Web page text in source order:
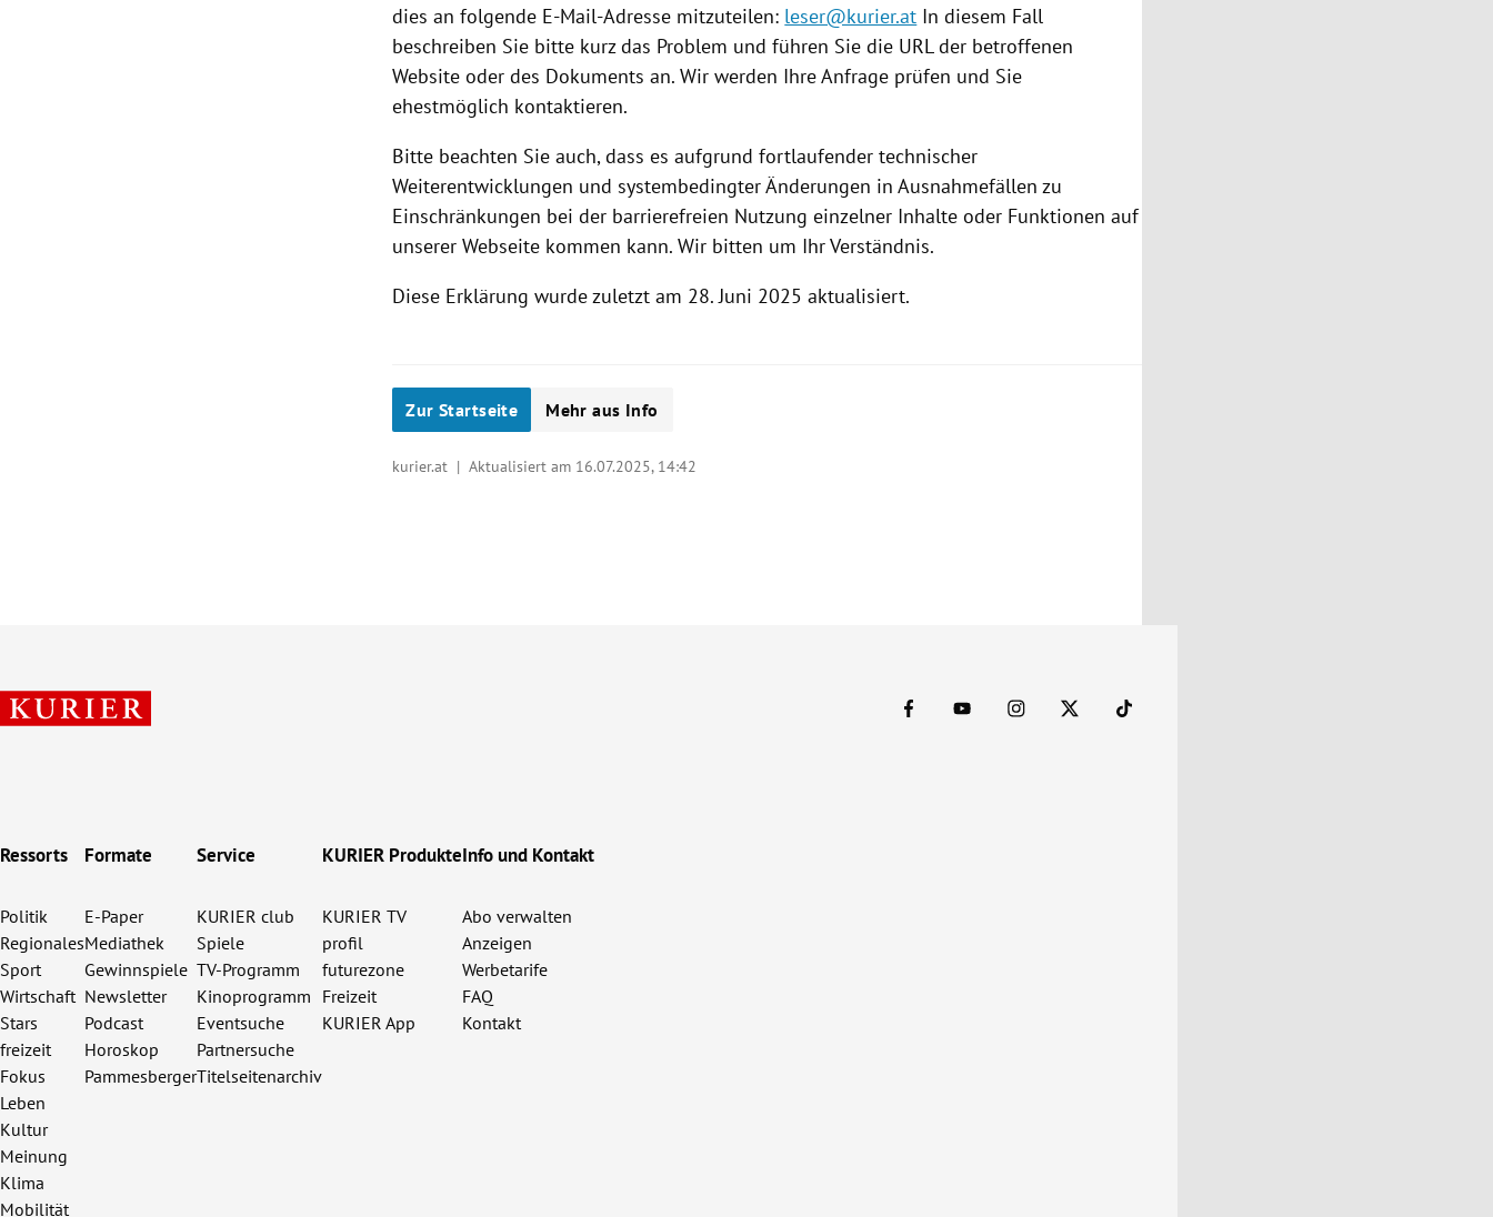
dies an folgende E-Mail-Adresse mitzuteilen: leser@kurier.at In diesem Fall
beschreiben Sie bitte kurz das Problem und führen Sie die URL der betroffenen
Website oder des Dokuments an. Wir werden Ihre Anfrage prüfen und Sie
ehestmöglich kontaktieren.
Bitte beachten Sie auch, dass es aufgrund fortlaufender technischer
Weiterentwicklungen und systembedingter Änderungen in Ausnahmefällen zu
Einschränkungen bei der barrierefreien Nutzung einzelner Inhalte oder Funktionen auf
unserer Webseite kommen kann. Wir bitten um Ihr Verständnis.
Diese Erklärung wurde zuletzt am 28. Juni 2025 aktualisiert.
Zur Startseite Mehr aus Info
kurier.at | Aktualisiert am 16.07.2025, 14:42
Ressorts
Politik
Regionales
Sport
Wirtschaft
Stars
freizeit
Fokus
Leben
Kultur
Meinung
Klima
Mobilität
Formate
E-Paper
Mediathek
Gewinnspiele
Newsletter
Podcast
Horoskop
Pammesberger
Service
KURIER club
Spiele
TV-Programm
Kinoprogramm
Eventsuche
Partnersuche
Titelseitenarchiv
KURIER Produkte
KURIER TV
profil
futurezone
Freizeit
KURIER App
Info und Kontakt
Abo verwalten
Anzeigen
Werbetarife
FAQ
Kontakt